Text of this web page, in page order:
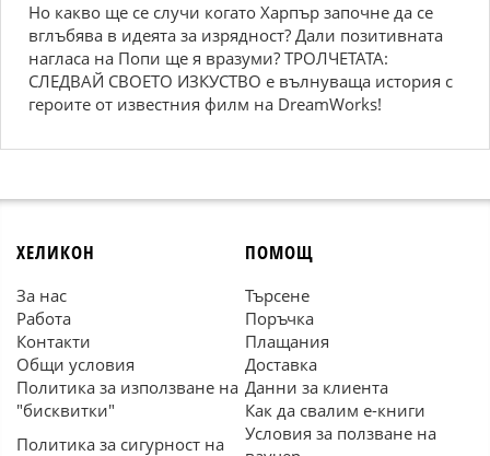
Но какво ще се случи когато Харпър започне да се
вглъбява в идеята за изрядност? Дали позитивната
нагласа на Попи ще я вразуми? ТРОЛЧЕТАТА:
СЛЕДВАЙ СВОЕТО ИЗКУСТВО е вълнуваща история с
героите от известния филм на DreamWorks!
ХЕЛИКОН
За нас
Работа
Контакти
Общи условия
Политика за използване на
"бисквитки"
Политика за сигурност на
ПОМОЩ
Търсене
Поръчка
Плащания
Доставка
Данни за клиента
Как да свалим е-книги
Условия за ползване на